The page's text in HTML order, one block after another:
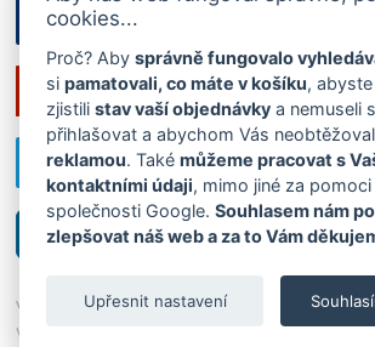
Všechna práva vyhrazena ©2026 Ráj ponožek|
webu: InGenius
cookies...
Proč? Abysprávně fungovalo
sipamatovali, co máte v košíku,
zjistilistav vaší objednávky a nemuseli
přihlašovat a abychom Vás
reklamou. Takémůžeme pracovat s
kontaktními údaji, mimo jiné za
společnosti Google.Souhlasem nám
zlepšovat náš web a za to Vám
Upřesnit nastavení